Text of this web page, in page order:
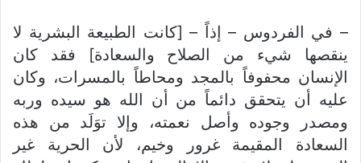
– في الفردوس – إذاً – [كانت الطبيعة البشرية لا
ينقصها شيء من الصلاح والسعادة] فقد كان
الإنسان محفوفاً بالمجد ومحاطاً بالمسرات، وكان
عليه أن يتحقق دائماً من أن الله هو سيده وربه
ومصدر وجوده وأصل نعمته، وإلا توَلَد من هذه
السعادة المقيمة غرور وخيم، لأن الحرية غير